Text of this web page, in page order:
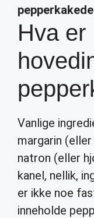
Hva er
Vanlige
margarin
natron (eller
kanel, nellik,
er ikke noe
inneholde